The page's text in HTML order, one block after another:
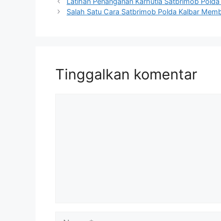
Salah Satu Cara Satbrimob Polda Kalbar
Tinggalkan komentar